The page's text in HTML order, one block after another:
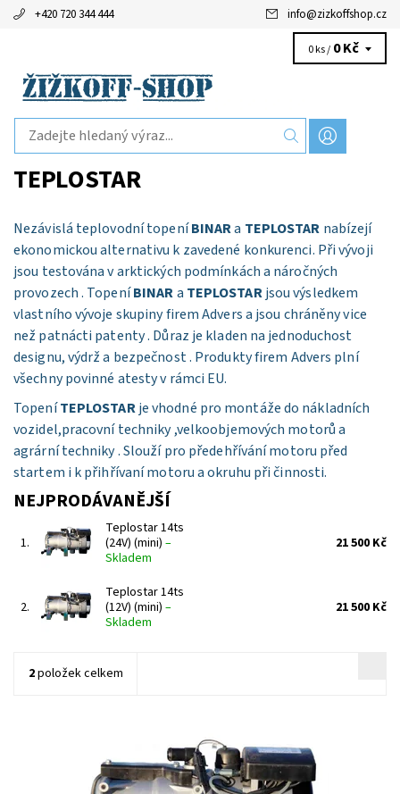
+420 720 344 444 info@zizkoffshop.cz
0 ks / 0 Kč
TEPLOSTAR
Nezávislá teplovodní topeníBINARa TEPLOSTAR nabízejí
ekonomickou alternativu k zavedené konkurenci. Při vývoji
jsou testována v arktických podmínkách a náročných
provozech . TopeníBINARa TEPLOSTARjsou výsledkem
vlastního vývoje skupiny firem Advers a jsou chráněny vice
než patnácti patenty . Důraz je kladen na jednoduchost
designu, výdrž a bezpečnost . Produkty firem Advers plní
všechny povinné atesty v rámci EU.
TopeníTEPLOSTARje vhodné pro montáže do nákladních
vozidel,pracovní techniky ,velkoobjemových motorů a
agrární techniky . Slouží pro předehřívání motoru před
startem i k přihřívaní motoru a okruhu při činnosti.
NEJPRODÁVANĚJŠÍ
1.
Teplostar 14ts
(24V) (mini) –
Skladem
21 500 Kč
2.
Teplostar 14ts
(12V) (mini) –
Skladem
21 500 Kč
2položek celkem
Přídavná teplovodní topení BINAR a TEPLOSTAR nabízejí
ekonomickou alternativu k zavedené konkurenci . Při vývoji jsou
testována v arktických podmínkách a náročných provozech ....